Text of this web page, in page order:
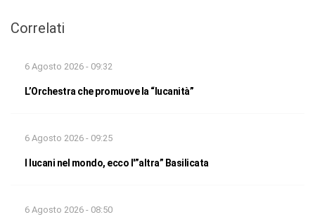
Correlati
6 Agosto 2026 - 09:32
L’Orchestra che promuove la “lucanità”
6 Agosto 2026 - 09:25
I lucani nel mondo, ecco l'”altra” Basilicata
6 Agosto 2026 - 08:50